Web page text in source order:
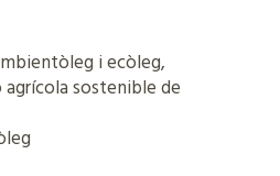
i ecòleg,
sostenible de